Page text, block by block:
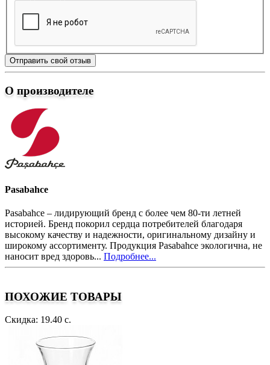
Отправить свой отзыв
О производителе
Pasabahce
Pasabahce – лидирующий бренд с более чем 80-ти летней
историей. Бренд покорил сердца потребителей благодаря
высокому качеству и надежности, оригинальному дизайну и
широкому ассортименту. Продукция Pasabahce экологична, не
наносит вред здоровь... Подробнее...
ПОХОЖИЕ ТОВАРЫ
Скидка: 19.40 с.